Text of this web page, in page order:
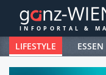
LIFESTYLE